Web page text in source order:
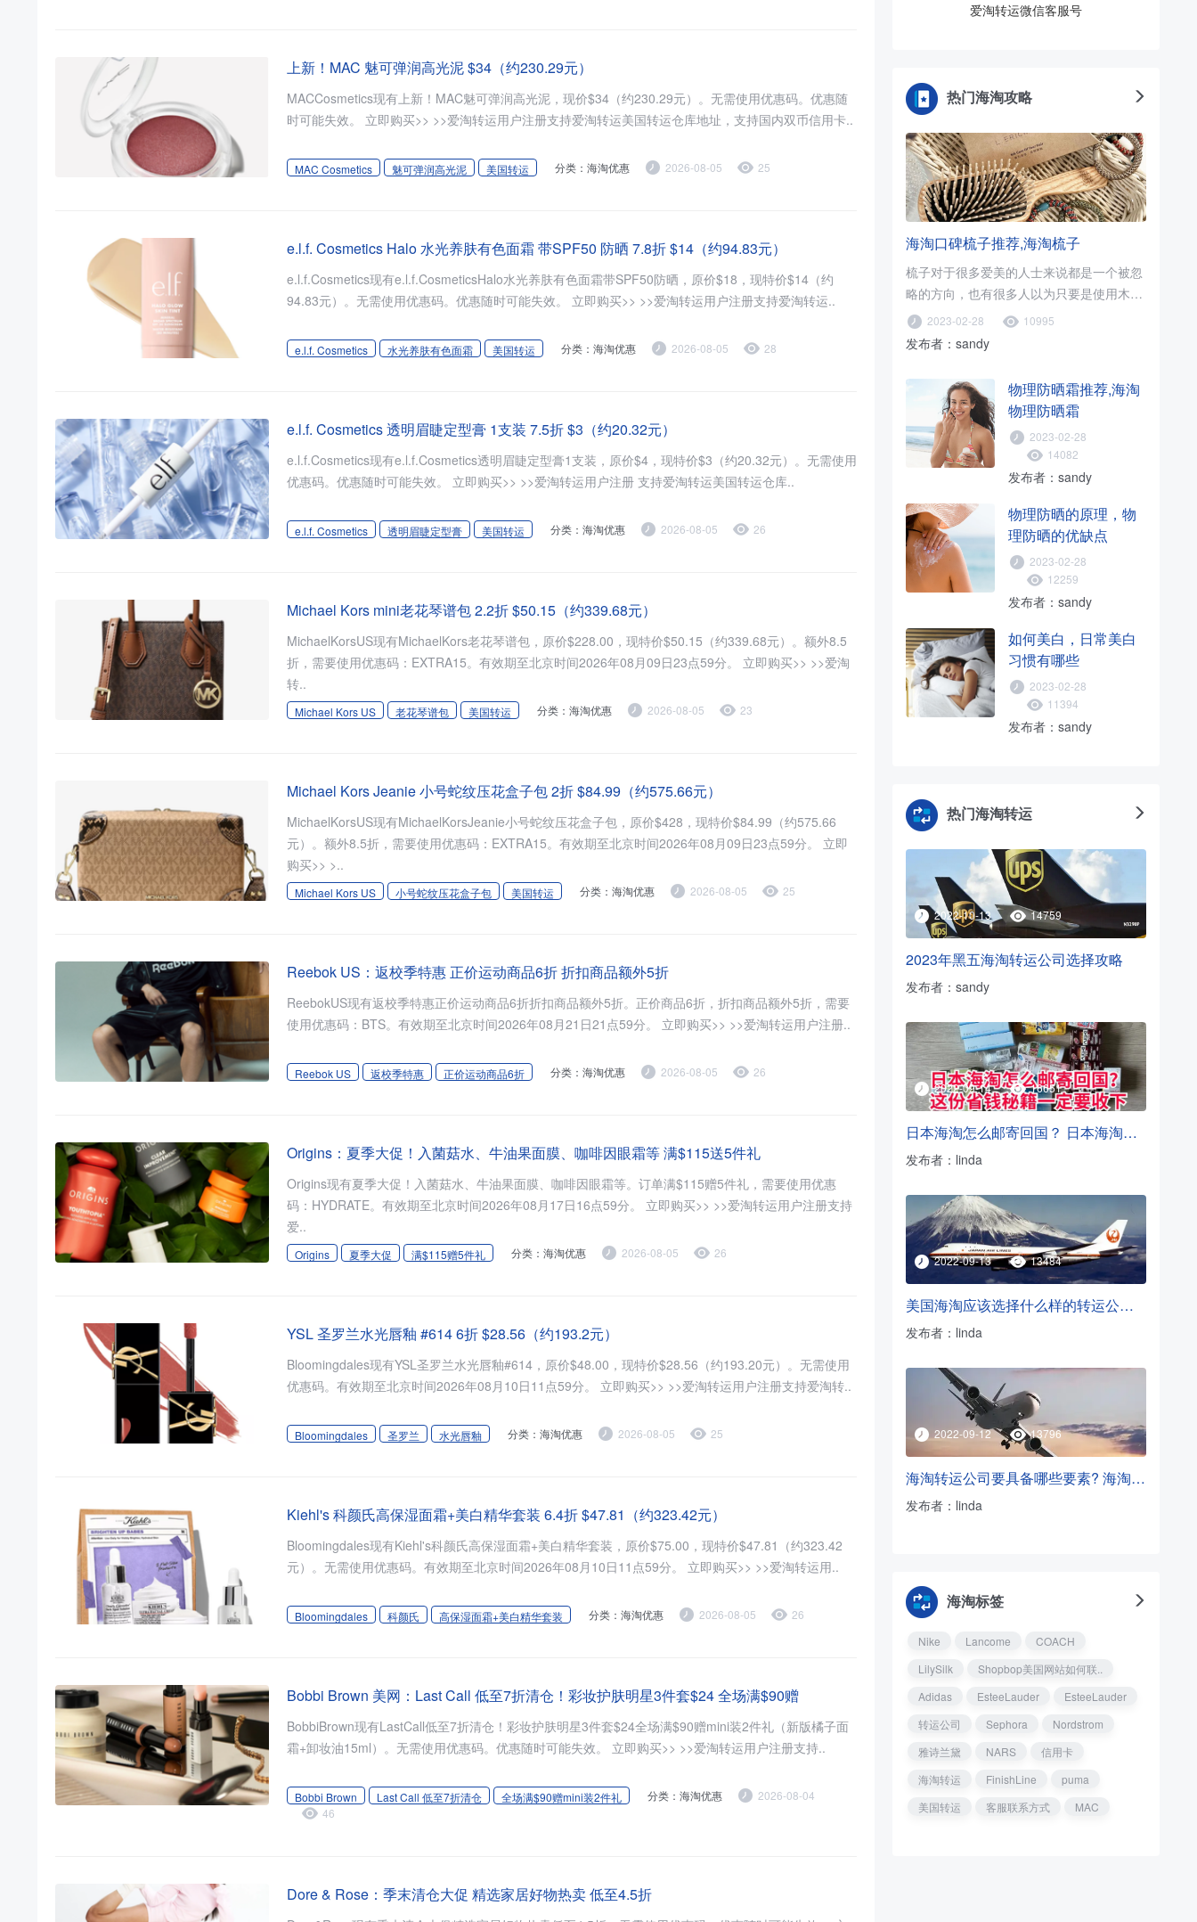
上新！MAC 魅可弹润高光泥 $34（约230.29元）
MACCosmetics现有上新！MAC魅可弹润高光泥，现价$34（约230.29元）。无需使用优惠码。优惠随
时可能失效。 立即购买>> >>爱淘转运用户注册支持爱淘转运美国转运仓库地址，支持国内双币信用卡..
MAC Cosmetics 魅可弹润高光泥 美国转运 分类：海淘优惠 2026-08-05 25
e.l.f. Cosmetics Halo 水光养肤有色面霜 带SPF50 防晒 7.8折 $14（约94.83元）
e.l.f.Cosmetics现有e.l.f.CosmeticsHalo水光养肤有色面霜带SPF50防晒，原价$18，现特价$14（约
94.83元）。无需使用优惠码。优惠随时可能失效。 立即购买>> >>爱淘转运用户注册支持爱淘转运..
e.l.f. Cosmetics 水光养肤有色面霜 美国转运 分类：海淘优惠 2026-08-05 28
e.l.f. Cosmetics 透明眉睫定型膏 1支装 7.5折 $3（约20.32元）
e.l.f.Cosmetics现有e.l.f.Cosmetics透明眉睫定型膏1支装，原价$4，现特价$3（约20.32元）。无需使用
优惠码。优惠随时可能失效。 立即购买>> >>爱淘转运用户注册 支持爱淘转运美国转运仓库..
e.l.f. Cosmetics 透明眉睫定型膏 美国转运 分类：海淘优惠 2026-08-05 26
Michael Kors mini老花琴谱包 2.2折 $50.15（约339.68元）
MichaelKorsUS现有MichaelKors老花琴谱包，原价$228.00，现特价$50.15（约339.68元）。额外8.5
折，需要使用优惠码：EXTRA15。有效期至北京时间2026年08月09日23点59分。 立即购买>> >>爱淘
转..
Michael Kors US 老花琴谱包 美国转运 分类：海淘优惠 2026-08-05 23
Michael Kors Jeanie 小号蛇纹压花盒子包 2折 $84.99（约575.66元）
MichaelKorsUS现有MichaelKorsJeanie小号蛇纹压花盒子包，原价$428，现特价$84.99（约575.66
元）。额外8.5折，需要使用优惠码：EXTRA15。有效期至北京时间2026年08月09日23点59分。 立即
购买>> >..
Michael Kors US 小号蛇纹压花盒子包 美国转运 分类：海淘优惠 2026-08-05 25
Reebok US：返校季特惠 正价运动商品6折 折扣商品额外5折
ReebokUS现有返校季特惠正价运动商品6折折扣商品额外5折。正价商品6折，折扣商品额外5折，需要
使用优惠码：BTS。有效期至北京时间2026年08月21日21点59分。 立即购买>> >>爱淘转运用户注册..
Reebok US 返校季特惠 正价运动商品6折 分类：海淘优惠 2026-08-05 26
Origins：夏季大促！入菌菇水、牛油果面膜、咖啡因眼霜等 满$115送5件礼
Origins现有夏季大促！入菌菇水、牛油果面膜、咖啡因眼霜等。订单满$115赠5件礼，需要使用优惠
码：HYDRATE。有效期至北京时间2026年08月17日16点59分。 立即购买>> >>爱淘转运用户注册支持
爱..
Origins 夏季大促 满$115赠5件礼 分类：海淘优惠 2026-08-05 26
YSL 圣罗兰水光唇釉 #614 6折 $28.56（约193.2元）
Bloomingdales现有YSL圣罗兰水光唇釉#614，原价$48.00，现特价$28.56（约193.20元）。无需使用
优惠码。有效期至北京时间2026年08月10日11点59分。 立即购买>> >>爱淘转运用户注册支持爱淘转..
Bloomingdales 圣罗兰 水光唇釉 分类：海淘优惠 2026-08-05 25
Kiehl's 科颜氏高保湿面霜+美白精华套装 6.4折 $47.81（约323.42元）
Bloomingdales现有Kiehl's科颜氏高保湿面霜+美白精华套装，原价$75.00，现特价$47.81（约323.42
元）。无需使用优惠码。有效期至北京时间2026年08月10日11点59分。 立即购买>> >>爱淘转运用..
Bloomingdales 科颜氏 高保湿面霜+美白精华套装 分类：海淘优惠 2026-08-05 26
Bobbi Brown 美网：Last Call 低至7折清仓！彩妆护肤明星3件套$24 全场满$90赠
BobbiBrown现有LastCall低至7折清仓！彩妆护肤明星3件套$24全场满$90赠mini装2件礼（新版橘子面
霜+卸妆油15ml）。无需使用优惠码。优惠随时可能失效。 立即购买>> >>爱淘转运用户注册支持..
Bobbi Brown Last Call 低至7折清仓 全场满$90赠mini装2件礼 分类：海淘优惠
2026-08-04
46
Dore & Rose：季末清仓大促 精选家居好物热卖 低至4.5折
爱淘转运微信客服号
热门海淘攻略
海淘口碑梳子推荐,海淘梳子
梳子对于很多爱美的人士来说都是一个被忽
略的方向，也有很多人以为只要是使用木梳
就可以了，只要促进血液循环..
2023-02-28 10995
发布者：sandy
物理防晒霜推荐,海淘
物理防晒霜
2023-02-28
14082
发布者：sandy
物理防晒的原理，物
理防晒的优缺点
2023-02-28
12259
发布者：sandy
如何美白，日常美白
习惯有哪些
2023-02-28
11394
发布者：sandy
热门海淘转运
2022-10-13 14759
2023年黑五海淘转运公司选择攻略
发布者：sandy
2022-09-14 16651
日本海淘怎么邮寄回国？ 日本海淘转运方法
发布者：linda
2022-09-13 13484
美国海淘应该选择什么样的转运公司？
发布者：linda
2022-09-12 13796
海淘转运公司要具备哪些要素? 海淘转运公司挑选必看
发布者：linda
海淘标签
Nike Lancome
COACH
LilySilk
Shopbop美国网站如何联..
Adidas
EsteeLauder
EsteeLauder
转运公司
Sephora
Nordstrom
雅诗兰黛
NARS
信用卡
海淘转运
FinishLine
puma
美国转运
客服联系方式 MAC